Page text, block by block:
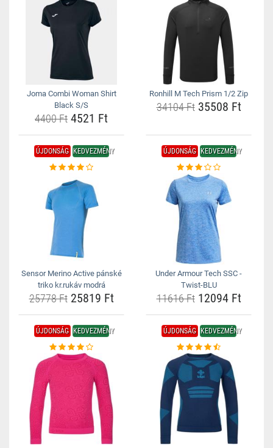
Joma Combi Woman Shirt
Black S/S
4400 Ft 4521 Ft
Ronhill M Tech Prism 1/2 Zip
34104 Ft35508 Ft
ÚJDONSÁG KEDVEZMÉNY
Sensor Merino Active pánské
triko kr.rukáv modrá
25778 Ft25819 Ft
ÚJDONSÁG KEDVEZMÉNY
Under Armour Tech SSC -
Twist-BLU
11616 Ft12094 Ft
ÚJDONSÁG KEDVEZMÉNY ÚJDONSÁG KEDVEZMÉNY